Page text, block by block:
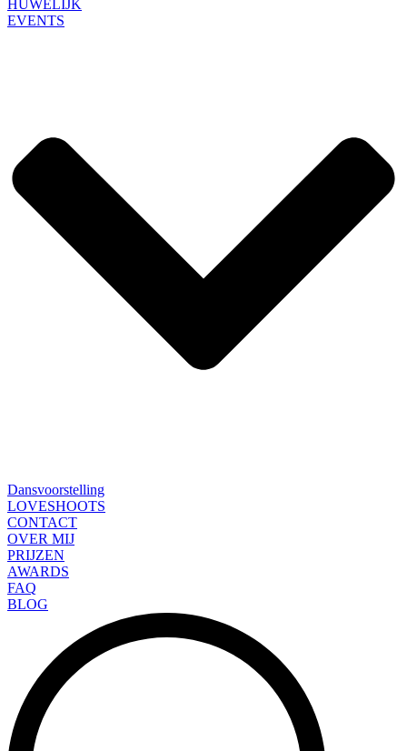
HUWELIJK
EVENTS
Dansvoorstelling
LOVESHOOTS
CONTACT
OVER MIJ
PRIJZEN
AWARDS
FAQ
BLOG